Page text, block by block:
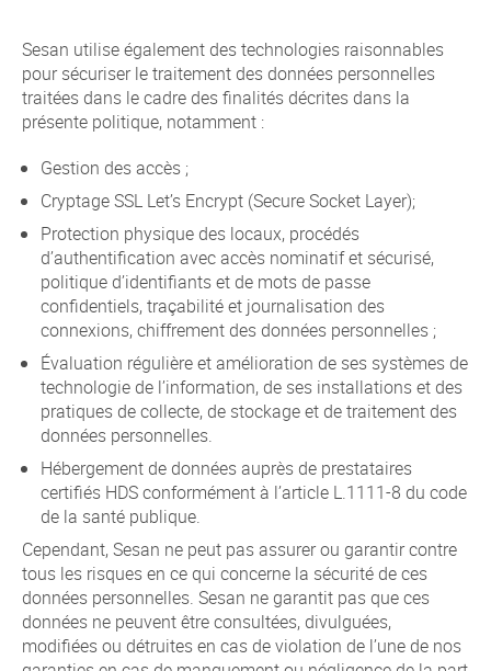
Sesan utilise également des technologies raisonnables
pour sécuriser le traitement des données personnelles
traitées dans le cadre des finalités décrites dans la
présente politique, notamment :
Gestion des accès ;
Cryptage SSL Let’s Encrypt (Secure Socket Layer);
Protection physique des locaux, procédés
d’authentification avec accès nominatif et sécurisé,
politique d’identifiants et de mots de passe
confidentiels, traçabilité et journalisation des
connexions, chiffrement des données personnelles ;
Évaluation régulière et amélioration de ses systèmes de
technologie de l’information, de ses installations et des
pratiques de collecte, de stockage et de traitement des
données personnelles.
Hébergement de données auprès de prestataires
certifiés HDS conformément à l’article L.1111-8 du code
de la santé publique.
Cependant, Sesan ne peut pas assurer ou garantir contre
tous les risques en ce qui concerne la sécurité de ces
données personnelles. Sesan ne garantit pas que ces
données ne peuvent être consultées, divulguées,
modifiées ou détruites en cas de violation de l’une de nos